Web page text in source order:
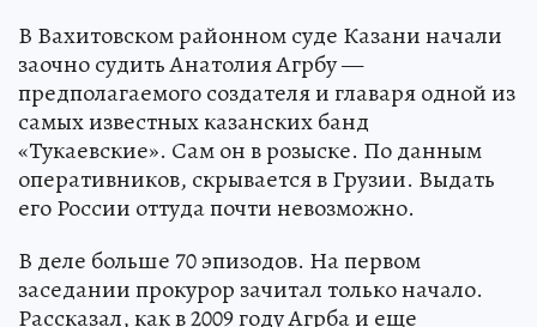
В Вахитовском районном суде Казани начали
заочно судить Анатолия Агрбу —
предполагаемого создателя и главаря одной из
самых известных казанских банд
«Тукаевские». Сам он в розыске. По данным
оперативников, скрывается в Грузии. Выдать
его России оттуда почти невозможно.
В деле больше 70 эпизодов. На первом
заседании прокурор зачитал только начало.
Рассказал, как в 2009 году Агрба и еще